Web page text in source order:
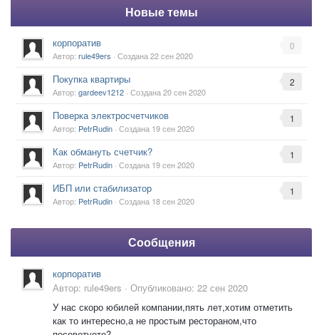
Новые темы
0
корпоратив
Автор: rule49ers · Создана22 сен 2020
2
Покупка квартиры
Автор: gardeev1212 · Создана20 сен 2020
1
Поверка электросчетчиков
Автор: PetrRudin · Создана 19 сен 2020
1
Как обмануть счетчик?
Автор: PetrRudin · Создана 19 сен 2020
1
ИБП или стабилизатор
Автор: PetrRudin · Создана 18 сен 2020
Сообщения
корпоратив
Автор: rule49ers · Опубликовано: 22 сен 2020
У нас скоро юбилей компании,пять лет,хотим отметить
как то интересно,а не простым рестораном,что